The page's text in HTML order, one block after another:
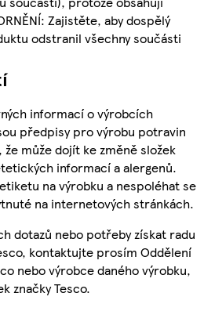
Zajistěte, aby dospělý
odstranil všechny součásti
informací o výrobcích
předpisy pro výrobu potravin
může dojít ke změně složek
informací a alergenů.
na výrobku a nespoléhat se
na internetových stránkách.
dotazů nebo potřeby získat radu
kontaktujte prosím Oddělení
nebo výrobce daného výrobku,
značky Tesco.